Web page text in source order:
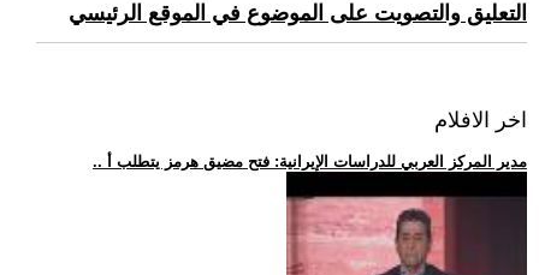
التعليق والتصويت على الموضوع في الموقع الرئيسي
اخر الافلام
.. مدير المركز العربي للدراسات الإيرانية: فتح مضيق هرمز يتطلب أ